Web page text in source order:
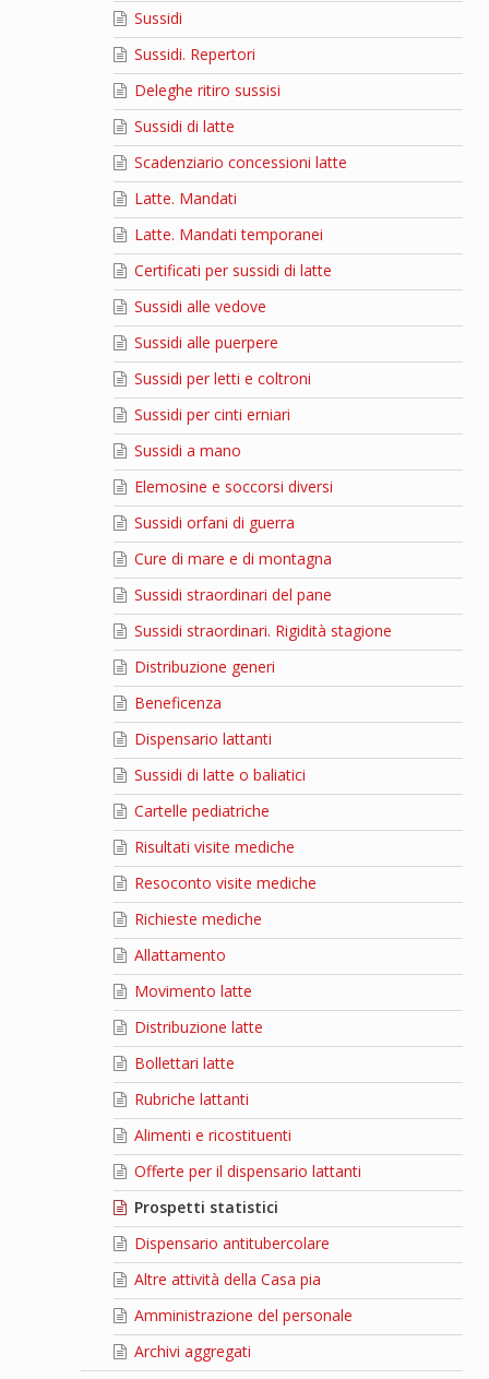
Sussidi
Sussidi. Repertori
Deleghe ritiro sussisi
Sussidi di latte
Scadenziario concessioni latte
Latte. Mandati
Latte. Mandati temporanei
Certificati per sussidi di latte
Sussidi alle vedove
Sussidi alle puerpere
Sussidi per letti e coltroni
Sussidi per cinti erniari
Sussidi a mano
Elemosine e soccorsi diversi
Sussidi orfani di guerra
Cure di mare e di montagna
Sussidi straordinari del pane
Sussidi straordinari. Rigidità stagione
Distribuzione generi
Beneficenza
Dispensario lattanti
Sussidi di latte o baliatici
Cartelle pediatriche
Risultati visite mediche
Resoconto visite mediche
Richieste mediche
Allattamento
Movimento latte
Distribuzione latte
Bollettari latte
Rubriche lattanti
Alimenti e ricostituenti
Offerte per il dispensario lattanti
Prospetti statistici
Dispensario antitubercolare
Altre attività della Casa pia
Amministrazione del personale
Archivi aggregati